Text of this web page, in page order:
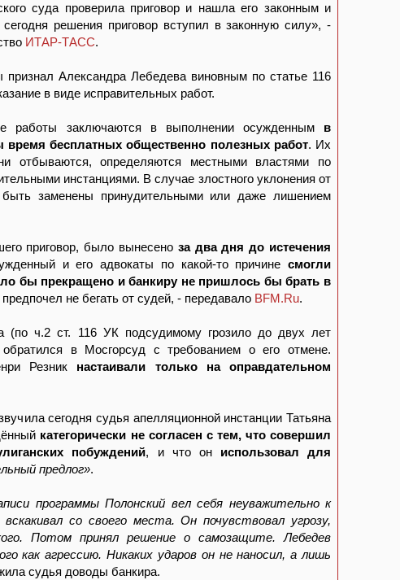
суда проверила приговор и нашла его законным и
решения приговор вступил в законную силу», -
ИТАР-ТАСС.
Александра Лебедева виновным по статье 116
в виде исправительных работ.
работы заключаются в выполнении осужденным в
время бесплатных общественно полезных работ. Их
отбываются, определяются местными властями по
инстанциями. В случае злостного уклонения от
быть заменены принудительными или даже лишением
приговор, было вынесено за два дня до истечения
и его адвокаты по какой-то причинесмогли
бы прекращено и банкиру не пришлось бы брать в
не бегать от судей, - передавало BFM.Ru.
(по ч.2 ст. 116 УК подсудимому грозило до двух лет
в Мосгорсуд с требованием о его отмене.
Резник настаивали только на оправдательном
сегодня судья апелляционной инстанции Татьяна
категорически не согласен с тем, что совершил
побуждений, и что он использовал для
предлог».
программы Полонский вел себя неуважительно к
со своего места. Он почувствовал угрозу,
Потом принял решение о самозащите. Лебедев
как агрессию. Никаких ударов он не наносил, а лишь
судья доводы банкира.